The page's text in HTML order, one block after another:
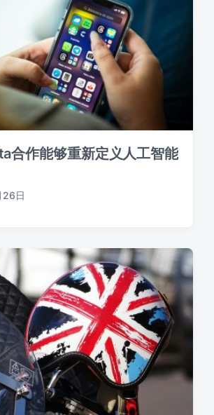
合作能够重新定义人工智能
日